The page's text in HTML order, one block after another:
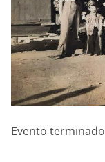
Evento terminado